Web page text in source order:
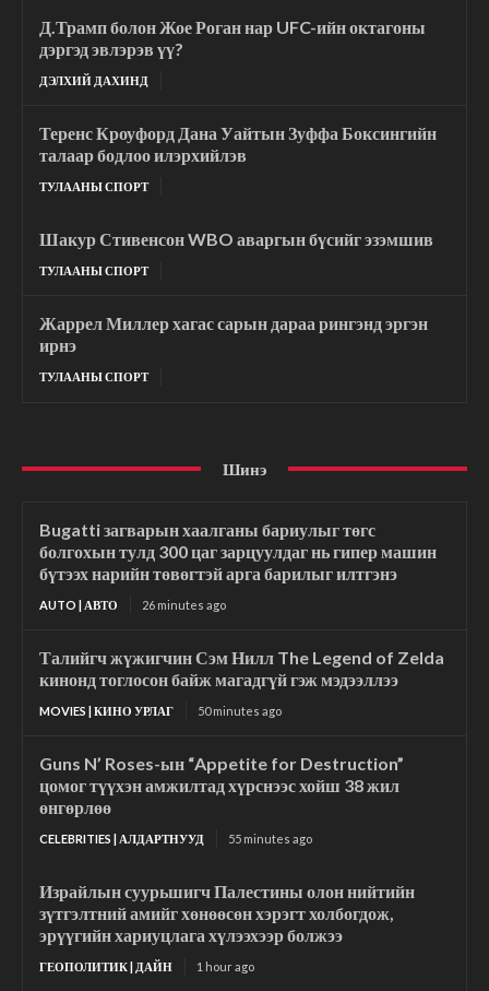
Д.Трамп болон Жое Роган нар UFC-ийн октагоны
дэргэд эвлэрэв үү?
ДЭЛХИЙ ДАХИНД
Теренс Кроуфорд Дана Уайтын Зуффа Боксингийн
талаар бодлоо илэрхийлэв
ТУЛААНЫ СПОРТ
Шакур Стивенсон WBO аваргын бүсийг эзэмшив
ТУЛААНЫ СПОРТ
Жаррел Миллер хагас сарын дараа рингэнд эргэн
ирнэ
ТУЛААНЫ СПОРТ
Шинэ
Bugatti загварын хаалганы бариулыг төгс
болгохын тулд 300 цаг зарцуулдаг нь гипер машин
бүтээх нарийн төвөгтэй арга барилыг илтгэнэ
AUTO | АВТО 26 minutes ago
Талийгч жүжигчин Сэм Нилл The Legend of Zelda
кинонд тоглосон байж магадгүй гэж мэдээллээ
MOVIES | КИНО УРЛАГ 50 minutes ago
Guns N’ Roses-ын “Appetite for Destruction”
цомог түүхэн амжилтад хүрснээс хойш 38 жил
өнгөрлөө
CELEBRITIES | АЛДАРТНУУД 55 minutes ago
Израйлын суурьшигч Палестины олон нийтийн
зүтгэлтний амийг хөнөөсөн хэрэгт холбогдож,
эрүүгийн хариуцлага хүлээхээр болжээ
ГЕОПОЛИТИК | ДАЙН 1 hour ago